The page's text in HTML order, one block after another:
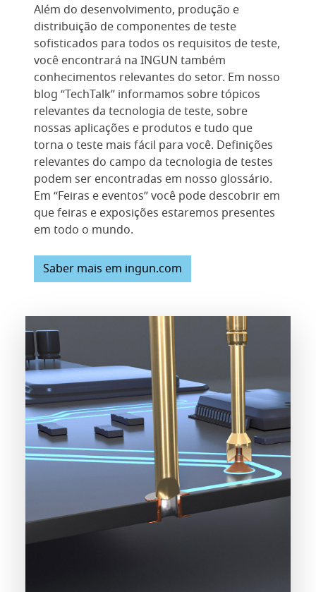
Além do desenvolvimento, produção e
distribuição de componentes de teste
sofisticados para todos os requisitos de teste,
você encontrará na INGUN também
conhecimentos relevantes do setor. Em nosso
blog “TechTalk” informamos sobre tópicos
relevantes da tecnologia de teste, sobre
nossas aplicações e produtos e tudo que
torna o teste mais fácil para você. Definições
relevantes do campo da tecnologia de testes
podem ser encontradas em nosso glossário.
Em “Feiras e eventos” você pode descobrir em
que feiras e exposições estaremos presentes
em todo o mundo.
Saber mais em ingun.com